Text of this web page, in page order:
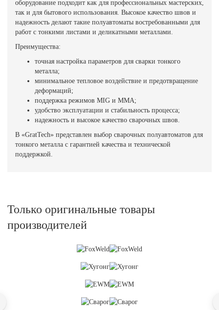
оборудование подходит как для профессиональных мастерских,
так и для бытового использования. Высокое качество швов и
надежность делают такие полуавтоматы востребованными для
работ с тонкими листами и деликатными металлами.
Преимущества:
точная настройка параметров для сварки тонкого
металла;
минимальное тепловое воздействие и предотвращение
деформаций;
поддержка режимов MIG и MMA;
удобство эксплуатации и стабильность процесса;
надежность и высокое качество сварочных швов.
В «GratTech» представлен выбор сварочных полуавтоматов для
тонкого металла с гарантией качества и технической
поддержкой.
Только оригинальные товары
производителей